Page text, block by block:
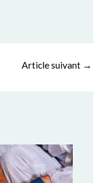
Article suivant →